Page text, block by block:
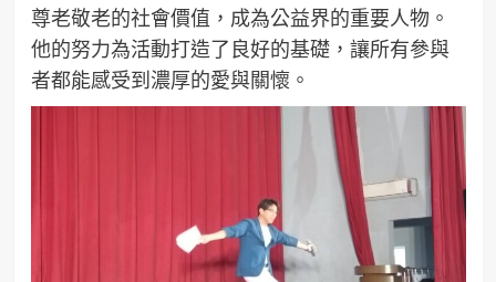
尊老敬老的社會價值，成為公益界的重要人物。
他的努力為活動打造了良好的基礎，讓所有參與
者都能感受到濃厚的愛與關懷。